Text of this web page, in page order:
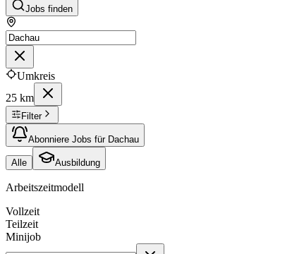
Jobs finden
Umkreis
25 km
Filter
Abonniere Jobs für Dachau
Alle Ausbildung
Arbeitszeitmodell
Vollzeit
Teilzeit
Minijob